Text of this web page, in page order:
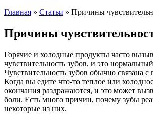
Главная » Статьи » Причины
Причины
Горячие и холодные продукты часто
чувствительность зубов, и это
Чувствительность зубов обычно связана с
Когда вы едите что-то теплое или
окончания раздражаются, и это может
боли. Есть много причин, почему зубы
некоторые из них.